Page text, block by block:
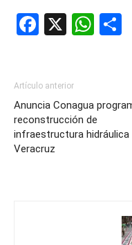
Facebook
X
Artículo anterior
Anuncia Conagua
reconstrucción de
infraestructura hidráulica
Veracruz